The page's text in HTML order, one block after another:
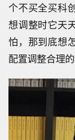
个不买全买科
想调整时它天
怕，那到底想
配置调整合理的